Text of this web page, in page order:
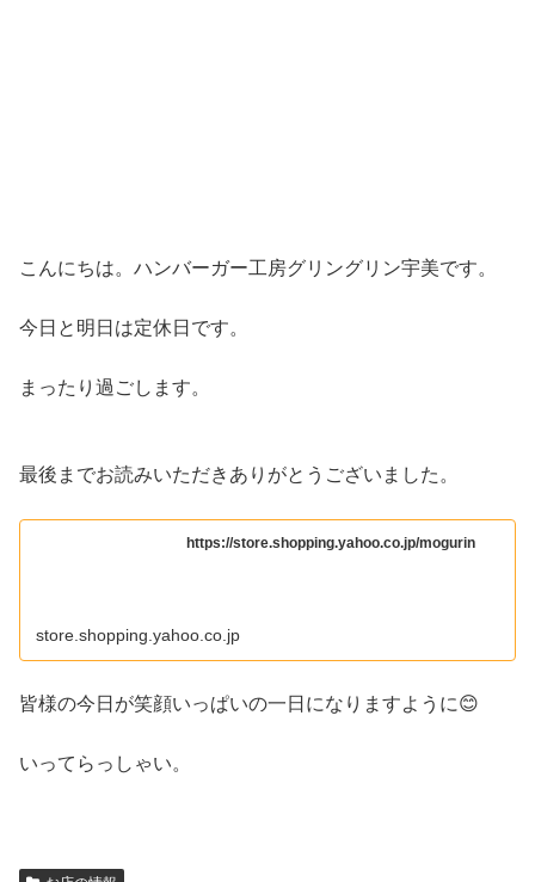
こんにちは。ハンバーガー工房グリングリン宇美です。
今日と明日は定休日です。
まったり過ごします。
最後までお読みいただきありがとうございました。
https://store.shopping.yahoo.co.jp/mogurin
store.shopping.yahoo.co.jp
皆様の今日が笑顔いっぱいの一日になりますように😊
いってらっしゃい。